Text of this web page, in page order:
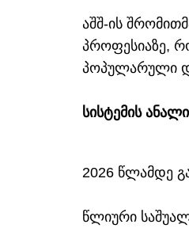
აშშ-ის
პროფესიაზე,
პოპულარული
სისტემის
2026 წლამდე
წლიური